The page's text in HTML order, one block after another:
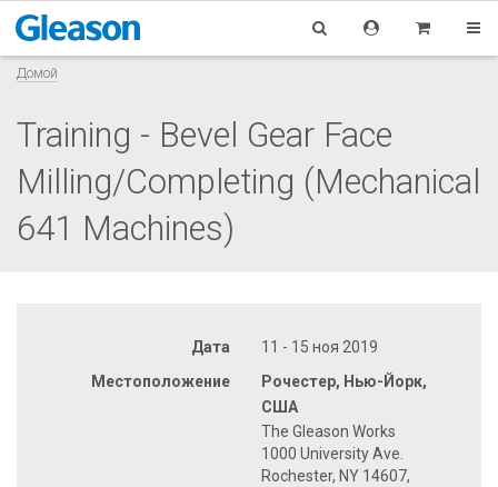
Домой
Training - Bevel Gear Face
Milling/Completing (Mechanical
641 Machines)
Дата
11 - 15 ноя 2019
Местоположение
Рочестер, Нью-Йорк,
США
The Gleason Works
1000 University Ave.
Rochester, NY 14607,